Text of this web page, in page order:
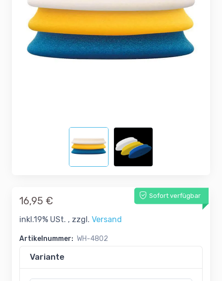
Sofort verfügbar
16,95 €
inkl.19% USt. , zzgl. Versand
Artikelnummer: WH-4802
Variante